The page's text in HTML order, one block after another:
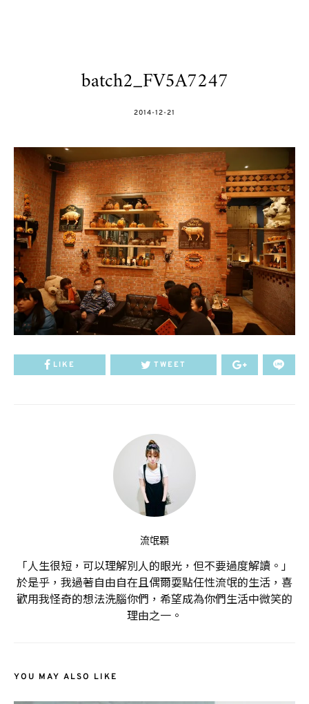
batch2_FV5A7247
POSTED
2014-12-21
LIKE TWEET
流氓顆
「人生很短，可以理解別人的眼光，但不要過度解讀。」
於是乎，我過著自由自在且偶爾耍點任性流氓的生活，喜
歡用我怪奇的想法洗腦你們，希望成為你們生活中微笑的
理由之一。
YOU MAY ALSO LIKE